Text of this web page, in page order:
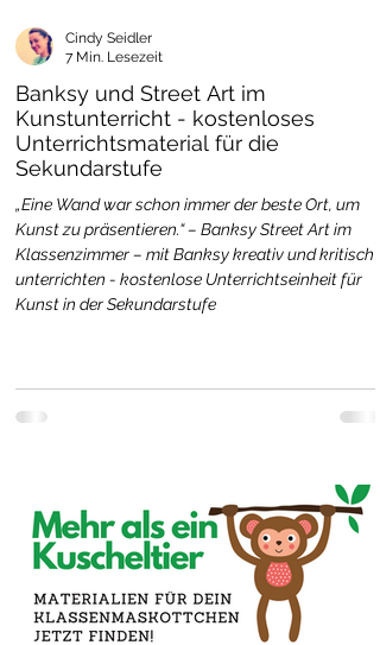
Banksy und Street Art im
Kunstunterricht - kostenloses
Unterrichtsmaterial für die
Sekundarstufe
„Eine Wand war schon immer der beste Ort, um
Kunst zu präsentieren.“ – Banksy Street Art im
Klassenzimmer – mit Banksy kreativ und kritisch
unterrichten - kostenlose Unterrichtseinheit für
Kunst in der Sekundarstufe
Cindy Seidler
7 Min. Lesezeit